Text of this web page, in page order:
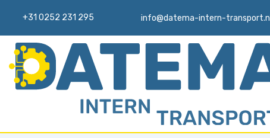
+31 0252 231 295 info@datema-intern-transport.nl